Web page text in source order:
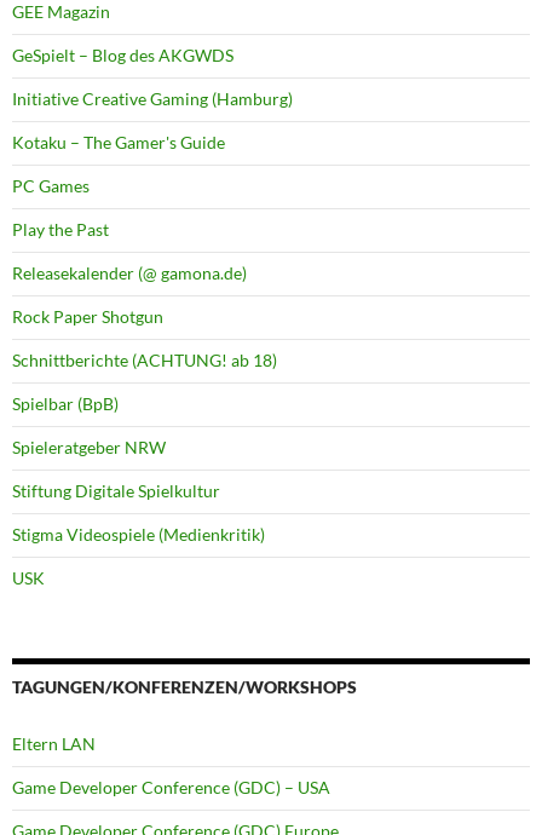
GEE Magazin
GeSpielt – Blog des AKGWDS
Initiative Creative Gaming (Hamburg)
Kotaku – The Gamer's Guide
PC Games
Play the Past
Releasekalender (@ gamona.de)
Rock Paper Shotgun
Schnittberichte (ACHTUNG! ab 18)
Spielbar (BpB)
Spieleratgeber NRW
Stiftung Digitale Spielkultur
Stigma Videospiele (Medienkritik)
USK
TAGUNGEN/KONFERENZEN/WORKSHOPS
Eltern LAN
Game Developer Conference (GDC) – USA